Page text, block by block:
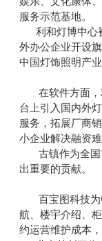
服务示范基地。
利和灯博中心被
外办公企业开设
中国灯饰照明产
在软件方面，
台上引入国内外
服务，拓展厂商
小企业解决融资
古镇作为全国
出重要的贡献。
百宝图科技为
航、楼宇介绍、
约运营维护成本